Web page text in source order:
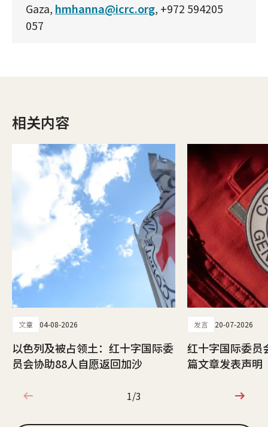
Gaza, hmhanna@icrc.org, +972 594205
057
相关内容
文章 04-08-2026
以色列及被占领土：红十字国际委
员会协助88人自愿返回加沙
发言 20-07-2026
红十字国际委员
篇文章发表声明
1/3
1/3